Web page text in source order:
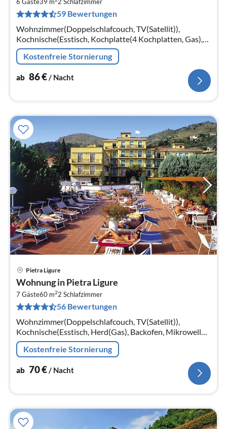
6 Gäste39 m 2 Schlafzimmer
59 Bewertungen
Wohnzimmer(Doppelschlafcouch, TV(Satellit)),
Kochnische(Esstisch, Kochplatte(4 Kochplatten, Gas),
Mikrowelle, Spülmaschine, Kühl-/Gefrierkombination),
Schlafzimmer(Doppelbett)
Kostenfreie Stornierung
ab 86€/ Nacht
Pietra Ligure
Wohnung in Pietra Ligure
7 Gäste60 m22 Schlafzimmer
56 Bewertungen
Wohnzimmer(Doppelschlafcouch, TV(Satellit)),
Kochnische(Esstisch, Herd(Gas), Backofen, Mikrowelle,
Kühl-/Gefrierkombination), Schlafzimmer(Einzelbett,
Doppelbett)
Kostenfreie Stornierung
ab 70€/ Nacht